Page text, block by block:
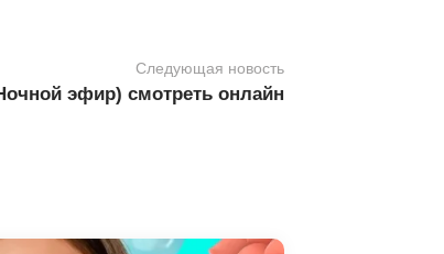
Следующая новость
эфир) смотреть онлайн